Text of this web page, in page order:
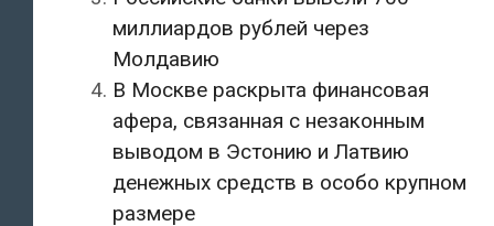
миллиардов рублей через
Молдавию
В Москве раскрыта финансовая
афера, связанная с незаконным
выводом в Эстонию и Латвию
денежных средств в особо крупном
размере